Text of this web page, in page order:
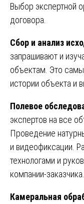
Выбор экспертной
договора.
Сбор и анализ
запрашивают и
объектам. Это
истории объекта и
Полевое
экспертов на все
Проведение
и видеофиксации.
технологами и
компании-заказчика.
Камеральная